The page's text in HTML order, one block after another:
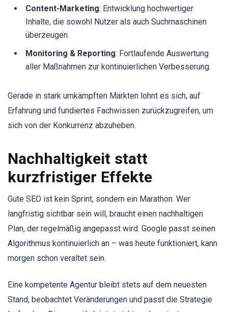
Content-Marketing: Entwicklung hochwertiger
Inhalte, die sowohl Nutzer als auch Suchmaschinen
überzeugen.
Monitoring & Reporting: Fortlaufende Auswertung
aller Maßnahmen zur kontinuierlichen Verbesserung.
Gerade in stark umkämpften Märkten lohnt es sich, auf
Erfahrung und fundiertes Fachwissen zurückzugreifen, um
sich von der Konkurrenz abzuheben.
Nachhaltigkeit statt
kurzfristiger Effekte
Gute SEO ist kein Sprint, sondern ein Marathon. Wer
langfristig sichtbar sein will, braucht einen nachhaltigen
Plan, der regelmäßig angepasst wird. Google passt seinen
Algorithmus kontinuierlich an – was heute funktioniert, kann
morgen schon veraltet sein.
Eine kompetente Agentur bleibt stets auf dem neuesten
Stand, beobachtet Veränderungen und passt die Strategie